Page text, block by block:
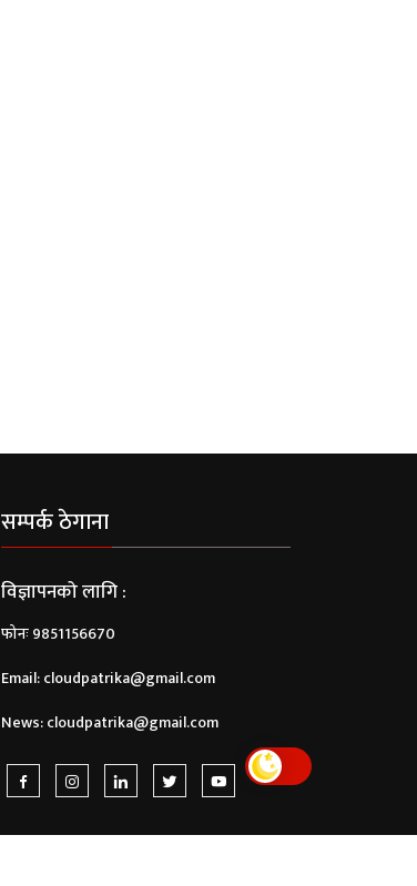
सम्पर्क ठेगाना
विज्ञापनको लागि :
फोनः 9851156670
Email:cloudpatrika@gmail.com
News:cloudpatrika@gmail.com